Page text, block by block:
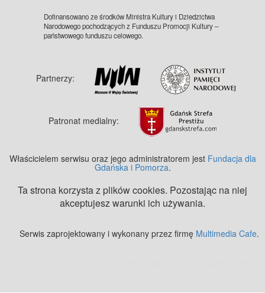
Dofinansowano ze środków Ministra Kultury i Dziedzictwa
Narodowego pochodzących z Funduszu Promocji Kultury –
państwowego funduszu celowego.
Partnerzy:
Patronat medialny:
Właścicielem serwisu oraz jego administratorem jest Fundacja dla
Gdańska i Pomorza.
Ta strona korzysta z plików cookies. Pozostając na niej
akceptujesz warunki ich używania.
Serwis zaprojektowany i wykonany przez firmę Multimedia Cafe.